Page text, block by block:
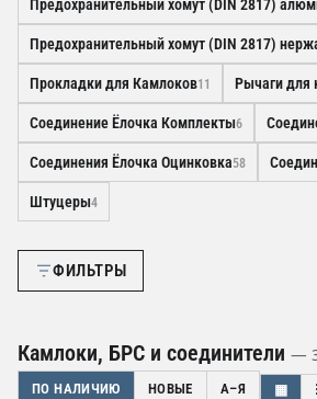
Предохранительный хомут (DIN 2817)
Предохранительный хомут (DIN 2817)
Прокладки для Камлоков11 Рычаги для
Соединение Ёлочка Комплекты6
Соединения Ёлочка Оцинковка58
Штуцеры4
ФИЛЬТРЫ
Камлоки, БРС и соединители —
ПО НАЛИЧИЮ НОВЫЕ А–Я ▦